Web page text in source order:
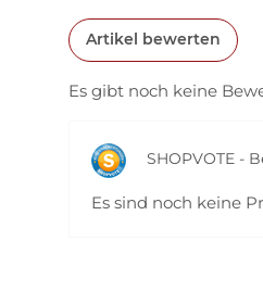
Artikel bewerten
Es gibt noch keine
SHOPVOTE -
Es sind noch keine